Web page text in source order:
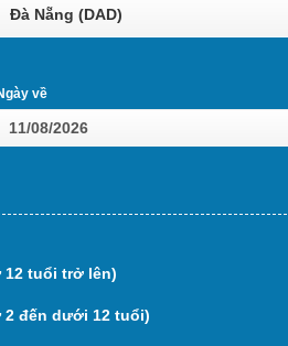
Đà Nẵng (DAD)
về
12 tuổi trở lên)
2 đến dưới 12 tuổi)